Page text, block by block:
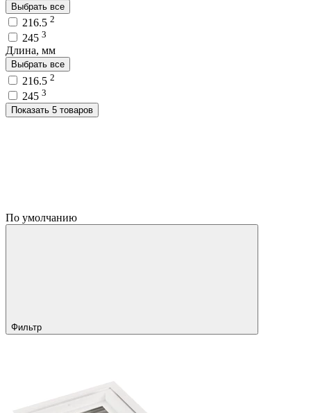
Выбрать все
216.5 2
245 3
Длина, мм
Выбрать все
216.5 2
245 3
Показать 5 товаров
По умолчанию
Фильтр